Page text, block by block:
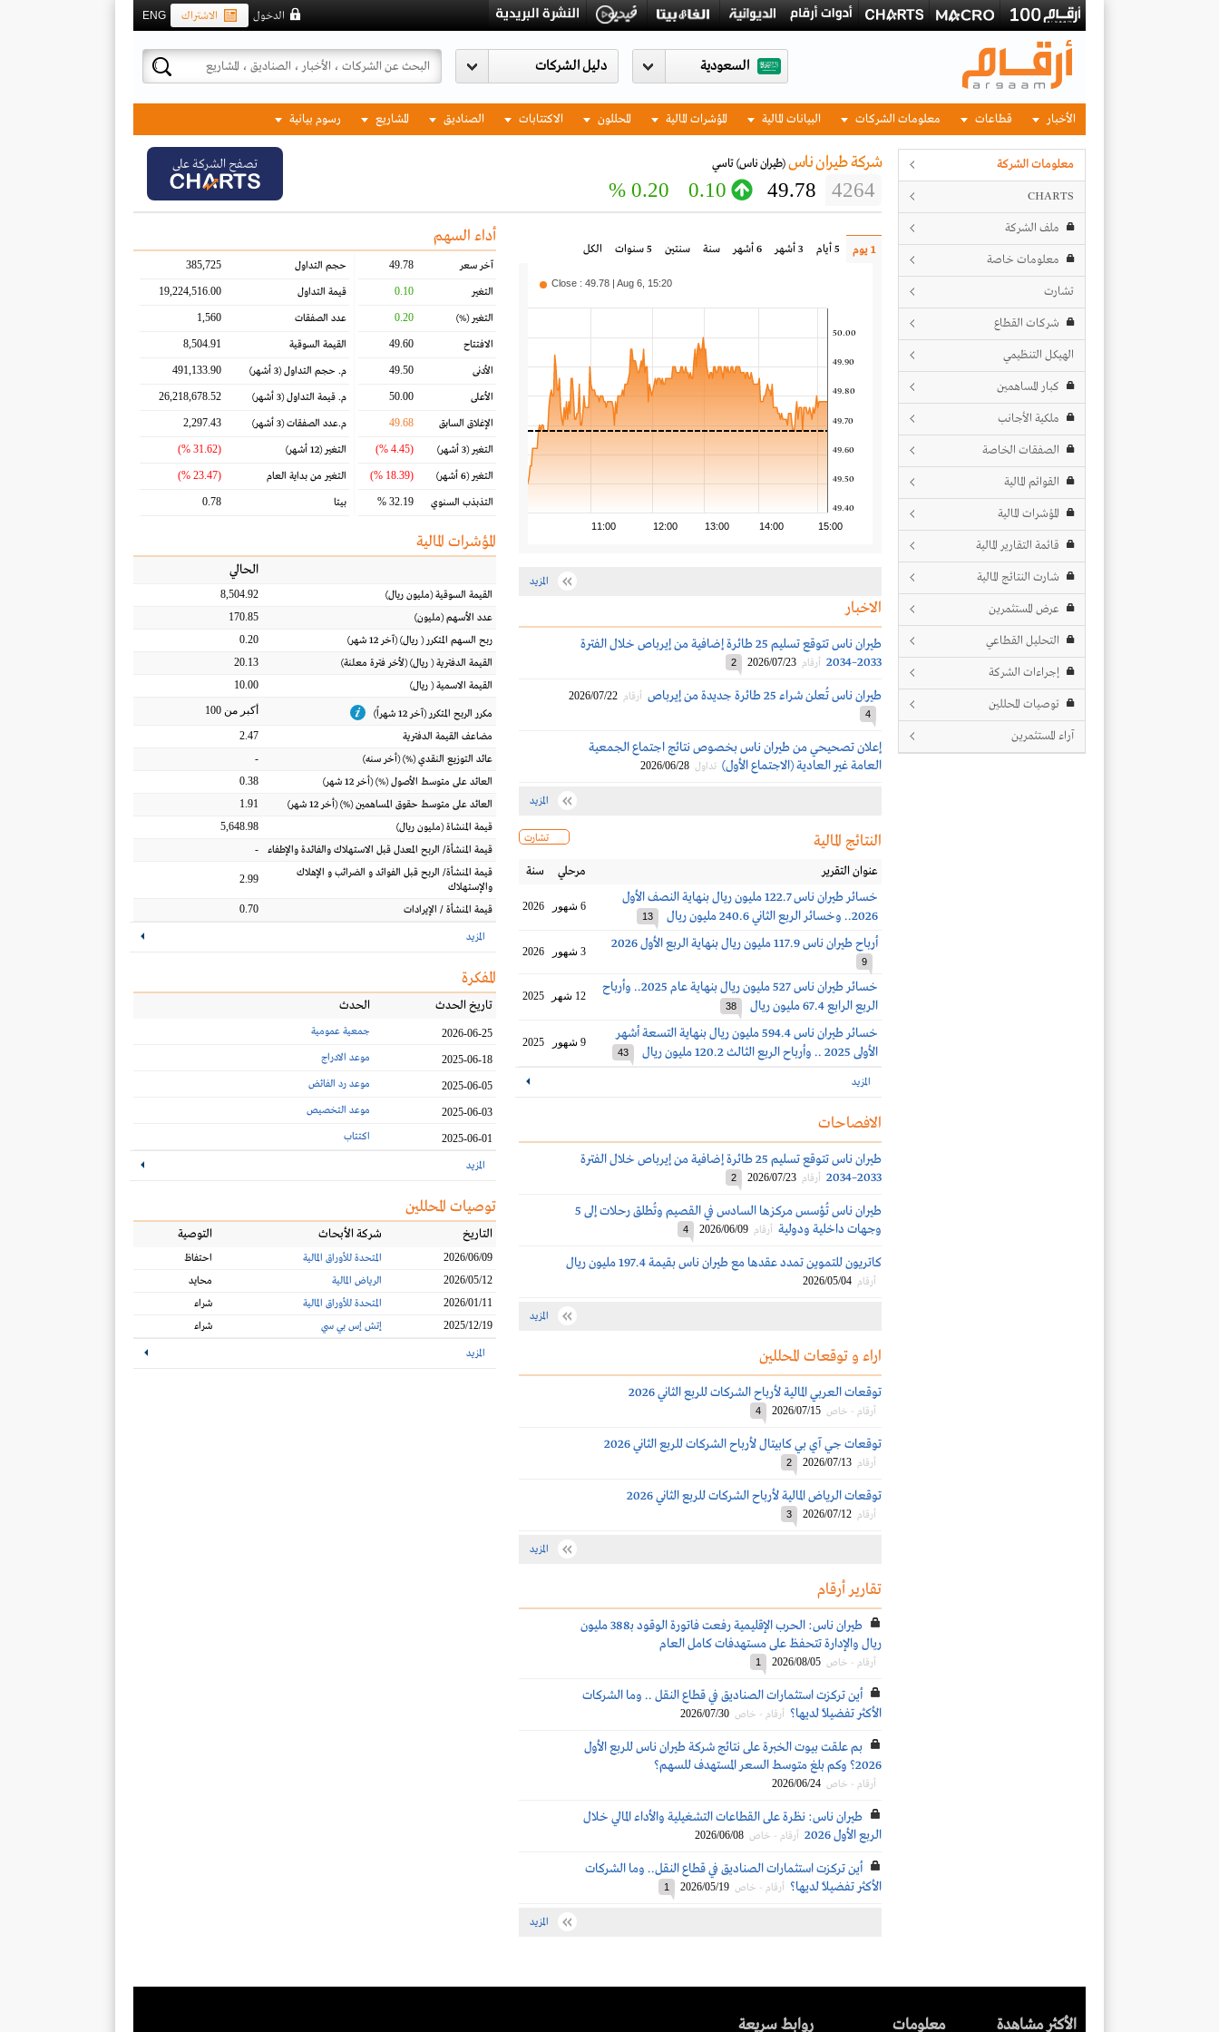
ENG الاشتراك الدخول
السعودية
الأخبار قطاعات معلومات الشركات البيانات المالية المؤشرات المالية المحللون الاكتتابات الصناديق المشاريع رسوم بيانية
معلومات الشركة
CHARTS
ملف الشركة
معلومات خاصة
تشارت
شركات القطاع
الهيكل التنظيمي
كبار المساهمين
ملكية الأجانب
الصفقات الخاصة
القوائم المالية
المؤشرات المالية
قائمة التقارير المالية
شارت النتائج المالية
عرض المستثمرين
التحليل القطاعي
إجراءات الشركة
توصيات المحللين
آراء المستثمرين
شركة طيران ناس(طيران ناس) تاسي
4264
49.78
0.10
0.20 %
تصفح الشركة على
1 يوم 5 أيام 3 أشهر 6 أشهر سنة سنتين 5 سنوات الكل
11:00 12:00 13:00 14:00 15:00
49.40
49.50
49.60
49.70
49.80
49.90
50.00
Close : 49.78 | Aug 6, 15:20
المزيد
الاخبار
طيران ناس تتوقع تسليم 25 طائرة إضافية من إيرباص خلال الفترة
2033–2034
أرقام 2026/07/23
2
طيران ناس تُعلن شراء 25 طائرة جديدة من إيرباص أرقام 2026/07/22
4
إعلان تصحيحي من طيران ناس بخصوص نتائج اجتماع الجمعية
العامة غير العادية (الاجتماع الأول) تداول 2026/06/28
المزيد
تشارت النتائج المالية
عنوان التقرير مرحلي سنة
خسائر طيران ناس 122.7 مليون ريال بنهاية النصف الأول
2026.. وخسائر الربع الثاني 240.6 مليون ريال
13
6 شهور 2026
أرباح طيران ناس 117.9 مليون ريال بنهاية الربع الأول 2026
9
3 شهور 2026
خسائر طيران ناس 527 مليون ريال بنهاية عام 2025.. وأرباح
الربع الرابع 67.4 مليون ريال
38
12 شهر 2025
خسائر طيران ناس 594.4 مليون ريال بنهاية التسعة أشهر
الأولى 2025 .. وأرباح الربع الثالث 120.2 مليون ريال
43
9 شهور 2025
المزيد
الافصاحات
طيران ناس تتوقع تسليم 25 طائرة إضافية من إيرباص خلال الفترة
2033–2034
أرقام 2026/07/23
2
طيران ناس تُؤسس مركزها السادس في القصيم وتُطلق رحلات إلى 5
وجهات داخلية ودولية أرقام 2026/06/09
4
كاتريون للتموين تمدد عقدها مع طيران ناس بقيمة 197.4 مليون ريال
أرقام 2026/05/04
المزيد
اراء و توقعات المحللين
توقعات العربي المالية لأرباح الشركات للربع الثاني 2026
أرقام - خاص 2026/07/15
4
توقعات جي آي بي كابيتال لأرباح الشركات للربع الثاني 2026
أرقام 2026/07/13
2
توقعات الرياض المالية لأرباح الشركات للربع الثاني 2026
أرقام 2026/07/12
3
المزيد
تقارير أرقام
طيران ناس: الحرب الإقليمية رفعت فاتورة الوقود بـ388 مليون
ريال والإدارة تتحفظ على مستهدفات كامل العام
أرقام - خاص 2026/08/05
1
أين تركزت استثمارات الصناديق في قطاع النقل .. وما الشركات
الأكثر تفضيلاً لديها؟ أرقام - خاص 2026/07/30
بم علقت بيوت الخبرة على نتائج شركة طيران ناس للربع الأول
2026؟ وكم بلغ متوسط السعر المستهدف للسهم؟
أرقام - خاص 2026/06/24
طيران ناس: نظرة على القطاعات التشغيلية والأداء المالي خلال
الربع الأول 2026
أرقام - خاص 2026/06/08
أين تركزت استثمارات الصناديق في قطاع النقل.. وما الشركات
الأكثر تفضيلاً لديها؟ أرقام - خاص 2026/05/19
1
المزيد
أداء السهم
آخر سعر 49.78
التغير 0.10
التغير(%)
0.20
الافتتاح 49.60
الأدنى 49.50
الأعلى 50.00
الإغلاق السابق 49.68
التغير(3 أشهر) (4.45 %)
التغير(6 أشهر) (18.39 %)
التذبذب السنوي 32.19 %
حجم التداول 385,725
قيمة التداول 19,224,516.00
عدد الصفقات 1,560
القيمة السوقية 8,504.91
م. حجم التداول(3 أشهر) 491,133.90
م. قيمة التداول(3 أشهر) 26,218,678.52
م.عدد الصفقات(3 أشهر) 2,297.43
التغير(12 أشهر) (31.62 %)
التغير من بداية العام (23.47 %)
بيتا 0.78
المؤشرات المالية
الحالي
القيمة السوقية(مليون ريال)
8,504.92
عدد الأسهم(مليون)
170.85
ربح السهم المتكرر( ريال) (آخر 12 شهر)
0.20
القيمة الدفترية( ريال) (لأخر فترة معلنة)
20.13
القيمة الاسمية( ريال)
10.00
مكرر الربح المتكرر (آخر 12 شهراً) أكبر من 100
مضاعف القيمة الدفترية
2.47
عائد التوزيع النقدي(%) (أخر سنه)
-
العائد على متوسط الأصول(%) (أخر 12 شهر)
0.38
العائد على متوسط حقوق المساهمين(%) (أخر 12 شهر)
1.91
قيمة المنشاة(مليون ريال)
5,648.98
قيمة المنشأة/ الربح المعدل قبل الاستهلاك والفائدة والإطفاء
-
قيمة المنشأة/ الربح قبل الفوائد و الضرائب و الإهلاك
والإستهلاك
2.99
قيمة المنشأة / الإيرادات 0.70
المزيد
المفكرة
تاريخ الحدث الحدث
2026-06-25 جمعية عمومية
2025-06-18 موعد الادراج
2025-06-05 موعد رد الفائض
2025-06-03 موعد التخصيص
2025-06-01 اكتتاب
المزيد
توصيات المحللين
التاريخ شركة الأبحاث التوصية
2026/06/09 المتحدة للأوراق المالية
احتفاظ
2026/05/12
الرياض المالية
محايد
2026/01/11
المتحدة للأوراق المالية
شراء
2025/12/19
إتش إس بي سي شراء
المزيد
الأكثر مشاهدة معلومات روابط سريعة